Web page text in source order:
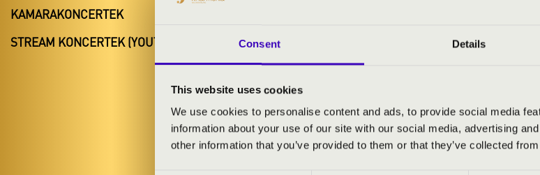
Consent Details
This website uses cookies
We use cookies to personalise content and ads, to provide social media
information about your use of our site with our social media, advertising
other information that you’ve provided to them or that they’ve collected
KAMARAKONCERTEK
STREAM KONCERTEK (YOUTUBE)
BÉRLET- ÉS JEGYÁRAK